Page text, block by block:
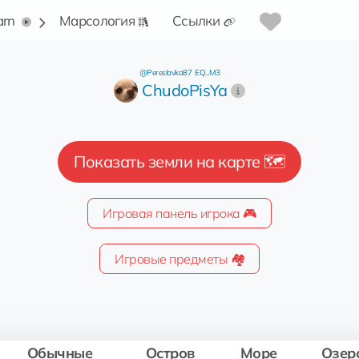
Марсология Ссылки
ChudoPisYa
@Pereslavka87 EQ...M3
Показать земли на карте 🗺️
Игровая панель игрока 🎮
Игровые предметы 🏘️
Обычные Остров Море